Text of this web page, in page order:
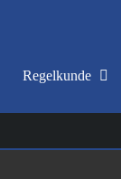
Regelkunde